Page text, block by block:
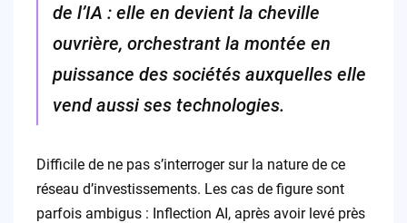
de l’IA : elle en devient la cheville
ouvrière, orchestrant la montée en
puissance des sociétés auxquelles elle
vend aussi ses technologies.
Difficile de ne pas s’interroger sur la nature de ce
réseau d’investissements. Les cas de figure sont
parfois ambigus : Inflection AI, après avoir levé près